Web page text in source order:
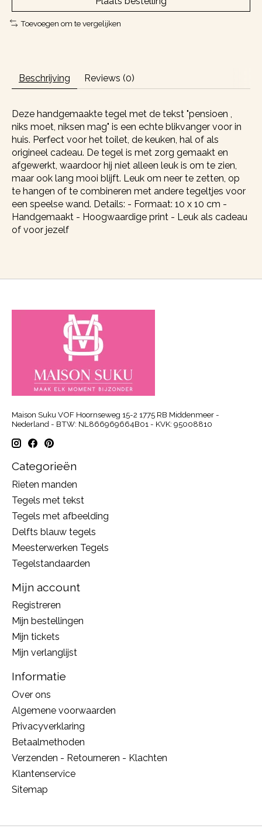
Toevoegen om te vergelijken
Beschrijving Reviews (0)
Deze handgemaakte tegel met de tekst "pensioen ,
niks moet, niksen mag" is een echte blikvanger voor in
huis. Perfect voor het toilet, de keuken, hal of als
origineel cadeau. De tegel is met zorg gemaakt en
afgewerkt, waardoor hij niet alleen leuk is om te zien,
maar ook lang mooi blijft. Leuk om neer te zetten, op
te hangen of te combineren met andere tegeltjes voor
een speelse wand. Details: - Formaat: 10 x 10 cm -
Handgemaakt - Hoogwaardige print - Leuk als cadeau
of voor jezelf
Maison Suku VOF Hoornseweg 15-2 1775 RB Middenmeer -
Nederland - BTW: NL866969664B01 - KVK: 95008810
Categorieën
Rieten manden
Tegels met tekst
Tegels met afbeelding
Delfts blauw tegels
Meesterwerken Tegels
Tegelstandaarden
Mijn account
Registreren
Mijn bestellingen
Mijn tickets
Mijn verlanglijst
Informatie
Over ons
Algemene voorwaarden
Privacyverklaring
Betaalmethoden
Verzenden - Retourneren - Klachten
Klantenservice
Sitemap